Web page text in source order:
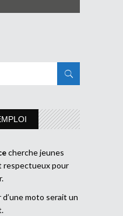
cherche jeunes
respectueux pour
moto serait un